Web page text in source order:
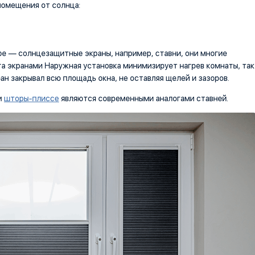
от солнца:
— солнцезащитные экраны, например, ставни, они многие
Наружная установка минимизирует нагрев комнаты, так
закрывал всю площадь окна, не оставляя щелей и зазоров.
шторы-плиссе являются современными аналогами ставней.